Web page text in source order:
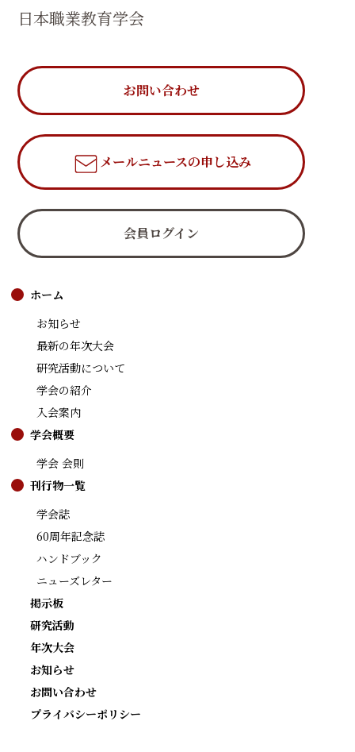
日本職業教育学会
お問い合わせ
メールニュースの申し込み
会員ログイン
ホーム
お知らせ
最新の年次大会
研究活動について
学会の紹介
入会案内
学会概要
学会 会則
刊行物一覧
学会誌
60周年記念誌
ハンドブック
ニューズレター
掲示板
研究活動
年次大会
お知らせ
お問い合わせ
プライバシーポリシー